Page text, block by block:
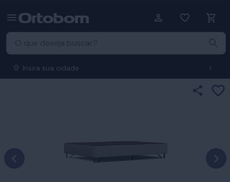
Insira sua cidade